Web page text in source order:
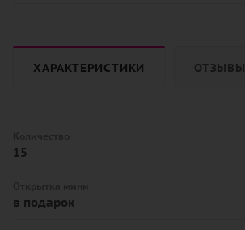
ХАРАКТЕРИСТИКИ ОТЗЫВЫ
15
в подарок